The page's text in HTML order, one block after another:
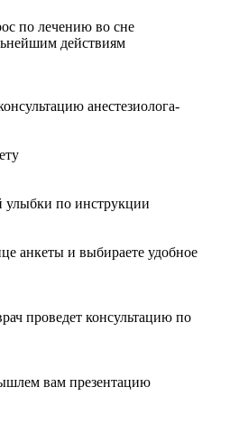
по лечению во сне
действиям
анестезиолога-
улыбки по инструкции
анкеты и выбираете удобное
проведет консультацию по
вам презентацию